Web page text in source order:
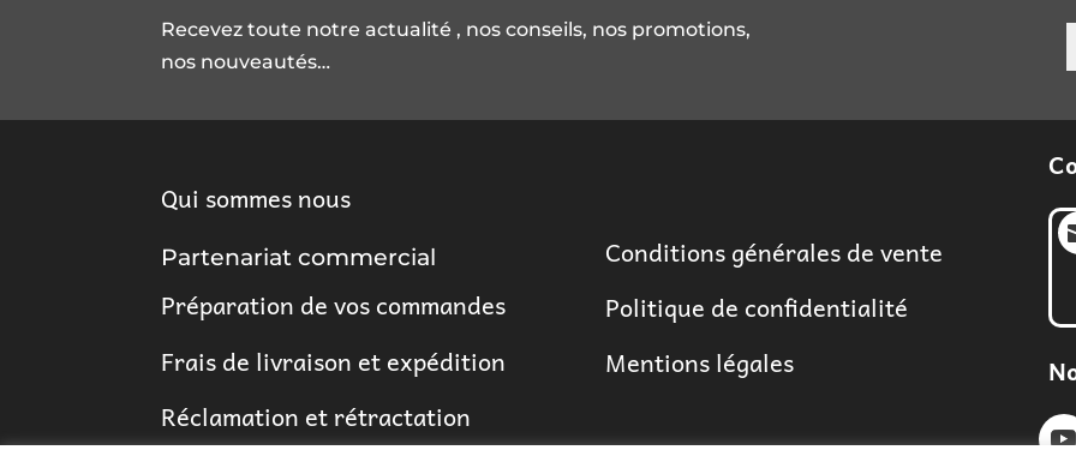
Recevez toute notre actualité , nos conseils, nos promotions,
nos nouveautés…
Qui sommes nous
Partenariat commercial
Préparation de vos commandes
Frais de livraison et expédition
Réclamation et rétractation
Conditions générales de vente
Politique de confidentialité
Mentions légales